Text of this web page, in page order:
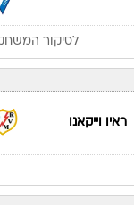
לסיקור
ראיו וייקאנו